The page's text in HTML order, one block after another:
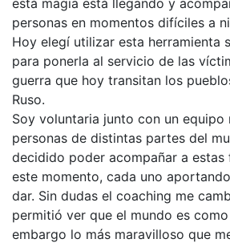
personas en momentos difíciles a
Hoy elegí utilizar esta herramienta
para ponerla al servicio de las
guerra que hoy transitan los
Ruso.
Soy voluntaria junto con un equipo
personas de distintas partes del
decidido poder acompañar a estas
este momento, cada uno
dar. Sin dudas el coaching me
permitió ver que el mundo es
embargo lo más maravilloso que